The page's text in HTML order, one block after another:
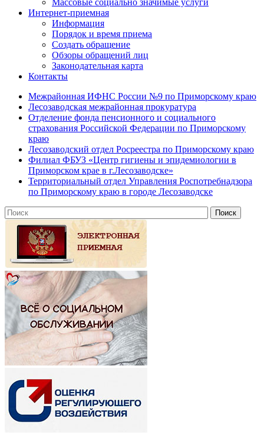
Массовые социально значимые услуги
Интернет-приемная
Информация
Порядок и время приема
Создать обращение
Обзоры обращений лиц
Законодательная карта
Контакты
Межрайонная ИФНС России №9 по Приморскому краю
Лесозаводская межрайонная прокуратура
Отделение фонда пенсионного и социального
страхования Российской Федерации по Приморскому
краю
Лесозаводский отдел Росреестра по Приморскому краю
Филиал ФБУЗ «Центр гигиены и эпидемиологии в
Приморском крае в г.Лесозаводске»
Территориальный отдел Управления Роспотребнадзора
по Приморскому краю в городе Лесозаводске